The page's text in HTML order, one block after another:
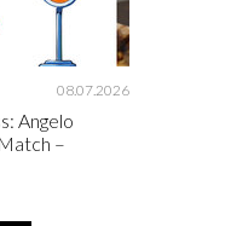
08.07.2026
Angelo
–